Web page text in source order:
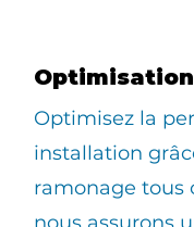
Optimisez la
installation
ramonage tous